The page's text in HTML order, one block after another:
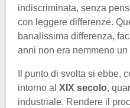
indiscriminata, senza
con leggere differenze.
banalissima differenza,
anni non era nemmeno
Il punto di svolta si ebbe,
intorno al XIX secolo,
industriale. Rendere il